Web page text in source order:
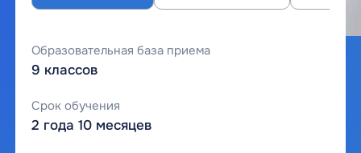
Образовательная база приема
9 классов
Срок обучения
2 года 10 месяцев